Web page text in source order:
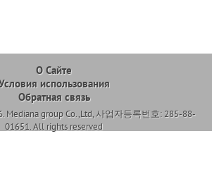
О Сайте
использования
Обратная связь
Mediana group Co.,Ltd, 사업자등록번호: 285-88-
01651. All rights reserved